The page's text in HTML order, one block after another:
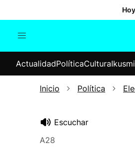
Internacional
ActualidadPolíticaCultura
Inicio Política
Escuchar
A28